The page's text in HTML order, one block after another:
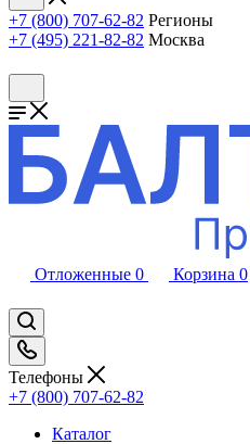
+7 (800) 707-62-82 Регионы
+7 (495) 221-82-82 Москва
Отложенные 0 Корзина 0
Телефоны
+7 (800) 707-62-82
Каталог